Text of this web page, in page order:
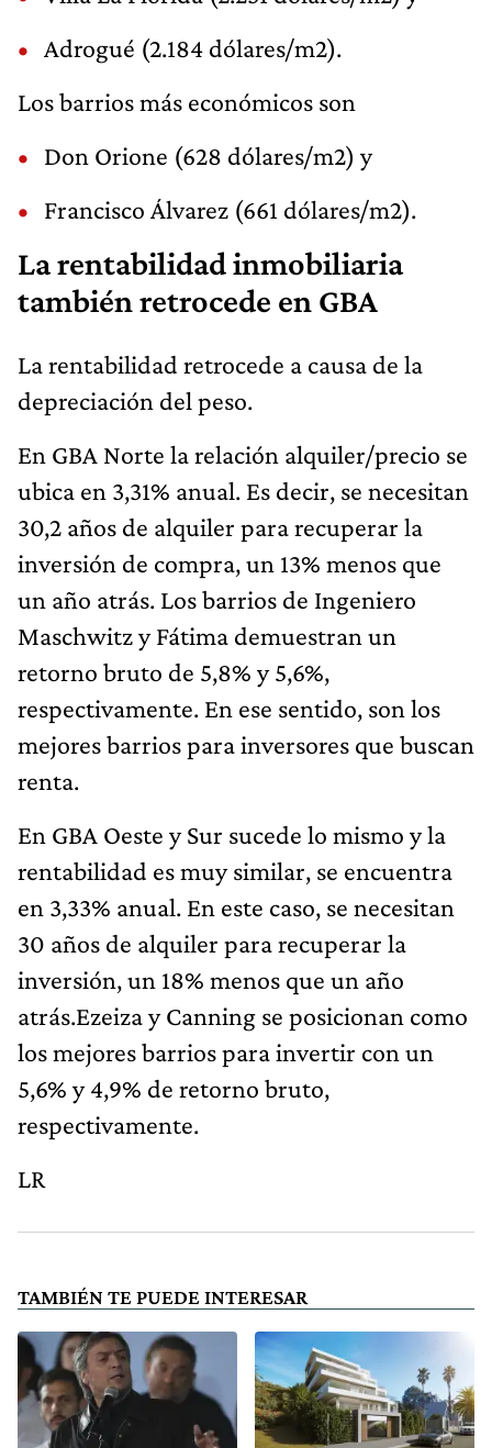
Adrogué (2.184 dólares/m2).
Los barrios más económicos son
Don Orione (628 dólares/m2) y
Francisco Álvarez (661 dólares/m2).
La rentabilidad inmobiliaria
también retrocede en GBA
La rentabilidad retrocede a causa de la
depreciación del peso.
En GBA Norte la relación alquiler/precio se
ubica en 3,31% anual. Es decir, se necesitan
30,2 años de alquiler para recuperar la
inversión de compra, un 13% menos que
un año atrás. Los barrios de Ingeniero
Maschwitz y Fátima demuestran un
retorno bruto de 5,8% y 5,6%,
respectivamente. En ese sentido, son los
mejores barrios para inversores que buscan
renta.
En GBA Oeste y Sur sucede lo mismo y la
rentabilidad es muy similar, se encuentra
en 3,33% anual. En este caso, se necesitan
30 años de alquiler para recuperar la
inversión, un 18% menos que un año
atrás.Ezeiza y Canning se posicionan como
los mejores barrios para invertir con un
5,6% y 4,9% de retorno bruto,
respectivamente.
LR
TAMBIÉN TE PUEDE INTERESAR